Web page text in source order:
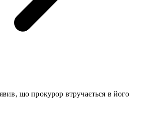
що прокурор втручається в його